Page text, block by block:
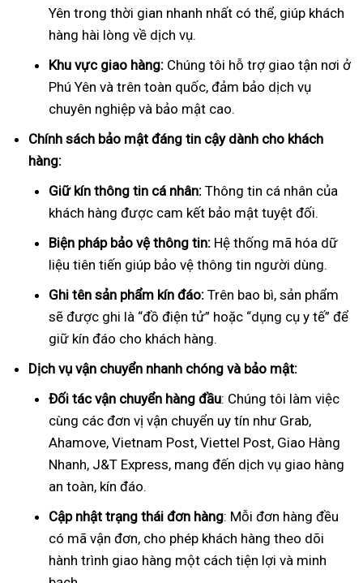
Yên trong thời gian nhanh nhất có thể, giúp khách
hàng hài lòng về dịch vụ.
Khu vực giao hàng: Chúng tôi hỗ trợ giao tận nơi ở
Phú Yên và trên toàn quốc, đảm bảo dịch vụ
chuyên nghiệp và bảo mật cao.
Chính sách bảo mật đáng tin cậy dành cho khách
hàng:
Giữ kín thông tin cá nhân: Thông tin cá nhân của
khách hàng được cam kết bảo mật tuyệt đối.
Biện pháp bảo vệ thông tin: Hệ thống mã hóa dữ
liệu tiên tiến giúp bảo vệ thông tin người dùng.
Ghi tên sản phẩm kín đáo: Trên bao bì, sản phẩm
sẽ được ghi là “đồ điện tử” hoặc “dụng cụ y tế” để
giữ kín đáo cho khách hàng.
Dịch vụ vận chuyển nhanh chóng và bảo mật:
Đối tác vận chuyển hàng đầu: Chúng tôi làm việc
cùng các đơn vị vận chuyển uy tín như Grab,
Ahamove, Vietnam Post, Viettel Post, Giao Hàng
Nhanh, J&T Express, mang đến dịch vụ giao hàng
an toàn, kín đáo.
Cập nhật trạng thái đơn hàng: Mỗi đơn hàng đều
có mã vận đơn, cho phép khách hàng theo dõi
hành trình giao hàng một cách tiện lợi và minh